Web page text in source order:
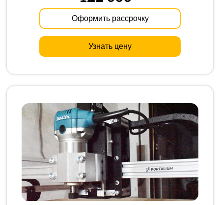
Оформить рассрочку
Узнать цену